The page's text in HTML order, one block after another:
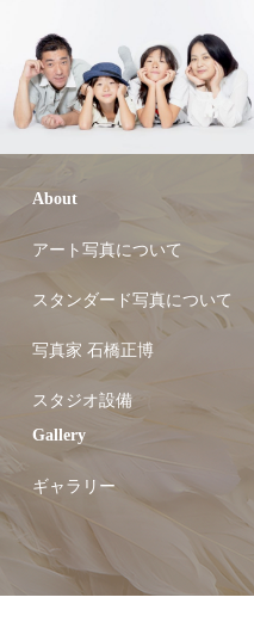
About
アート写真について
スタンダード写真について
写真家 石橋正博
スタジオ設備
Gallery
ギャラリー